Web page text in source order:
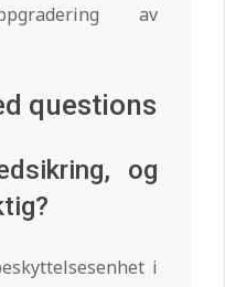
av
questions
og
i